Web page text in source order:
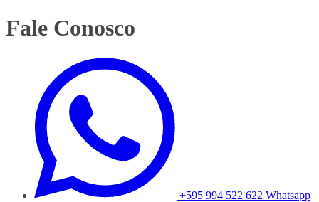
Fale Conosco
+595 994 522 622 Whatsapp